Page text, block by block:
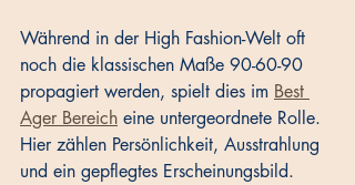
Während in der High Fashion-Welt oft
noch die klassischen Maße 90-60-90
propagiert werden, spielt dies im Best
Ager Bereich eine untergeordnete Rolle.
Hier zählen Persönlichkeit, Ausstrahlung
und ein gepflegtes Erscheinungsbild.